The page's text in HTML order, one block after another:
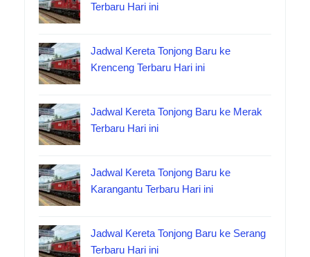
Terbaru Hari ini
Jadwal Kereta Tonjong Baru ke
Krenceng Terbaru Hari ini
Jadwal Kereta Tonjong Baru ke Merak
Terbaru Hari ini
Jadwal Kereta Tonjong Baru ke
Karangantu Terbaru Hari ini
Jadwal Kereta Tonjong Baru ke Serang
Terbaru Hari ini